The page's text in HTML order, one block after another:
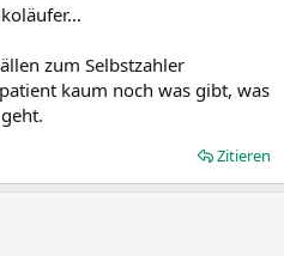
zum Selbstzahler
kaum noch was gibt, was
Zitieren